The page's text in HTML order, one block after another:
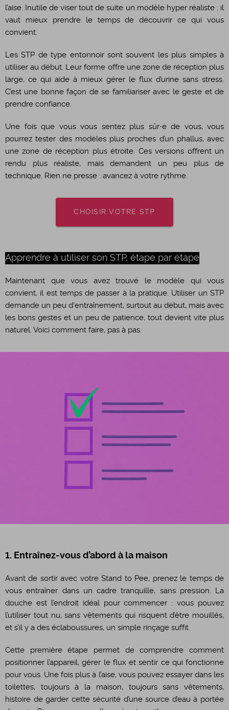
l’aise. Inutile de viser tout de suite un modèle hyper réaliste : il
vaut mieux prendre le temps de découvrir ce qui vous
convient.
Les STP de type entonnoir sont souvent les plus simples à
utiliser au début. Leur forme offre une zone de réception plus
large, ce qui aide à mieux gérer le flux d’urine sans stress.
C’est une bonne façon de se familiariser avec le geste et de
prendre confiance.
Une fois que vous vous sentez plus sûr·e de vous, vous
pourrez tester des modèles plus proches d’un phallus, avec
une zone de réception plus étroite. Ces versions offrent un
rendu plus réaliste, mais demandent un peu plus de
technique. Rien ne presse : avancez à votre rythme.
CHOISIR VOTRE STP
Apprendre à utiliser son STP, étape par étape
Maintenant que vous avez trouvé le modèle qui vous
convient, il est temps de passer à la pratique. Utiliser un STP
demande un peu d'entraînement, surtout au début, mais avec
les bons gestes et un peu de patience, tout devient vite plus
naturel. Voici comment faire, pas à pas.
1. Entraînez-vous d’abord à la maison
Avant de sortir avec votre Stand to Pee, prenez le temps de
vous entraîner dans un cadre tranquille, sans pression. La
douche est l’endroit idéal pour commencer : vous pouvez
l’utiliser tout nu, sans vêtements qui risquent d’être mouillés,
et s’il y a des éclaboussures, un simple rinçage suffit.
Cette première étape permet de comprendre comment
positionner l’appareil, gérer le flux et sentir ce qui fonctionne
pour vous. Une fois plus à l’aise, vous pouvez essayer dans les
toilettes, toujours à la maison, toujours sans vêtements,
histoire de garder cette sécurité d’une source d’eau à portée